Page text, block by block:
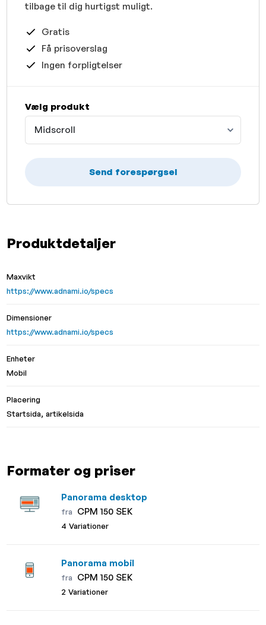
Produktdetaljer
Maxvikt
https://www.adnami.io/specs
Dimensioner
https://www.adnami.io/specs
Enheter
Mobil
Placering
Startsida, artikelsida
Formater og priser
Panorama desktop
fra CPM 150 SEK
4 Variationer
Panorama mobil
fra CPM 150 SEK
2 Variationer
tilbage til dig hurtigst muligt.
Gratis
Få prisoverslag
Ingen forpligtelser
Vælg produkt
Midscroll
Send forespørgsel